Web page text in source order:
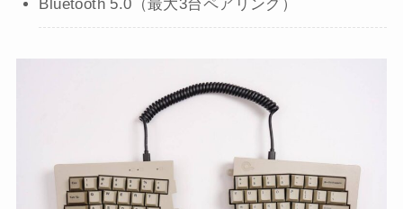
Bluetooth 5.0（最大3台ペアリング）